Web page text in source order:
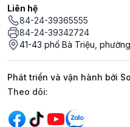
Liên hệ
84-24-39365555
84-24-39342724
41-43 phố Bà Triệu,
Phát triển và vận hành bởi
Mạng xã hội
Theo dõi: